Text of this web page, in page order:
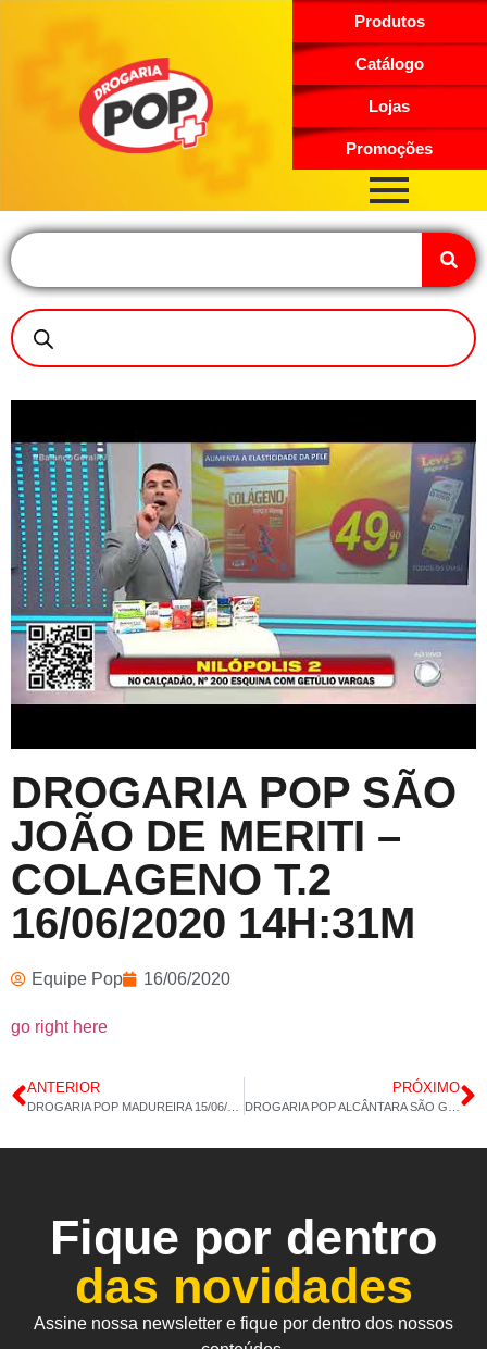
Produtos
Catálogo
Lojas
Promoções
DROGARIA POP SÃO
JOÃO DE MERITI –
COLAGENO T.2
16/06/2020 14H:31M
Equipe Pop 16/06/2020
go right here
ANTERIOR PRÓXIMO
Fique por dentro
das novidades
Assine nossa newsletter e fique por dentro dos nossos